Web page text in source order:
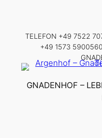
springenTELEFON +49 7522
+49 1573
GNADENHOF –